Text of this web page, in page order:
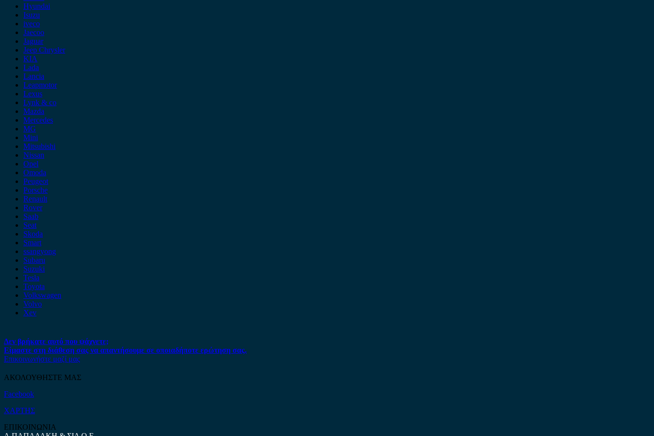
Hyundai
Isuzu
iveco
Jaecoo
Jaguar
Jeep Chrysler
KIA
Lada
Lancia
Leapmotor
Lexus
Lynk & co
Mazda
Mercedes
MG
Mini
Mitsubishi
Nissan
Opel
Omoda
Peugeot
Porsche
Renault
Rover
Saab
Seat
Skoda
Smart
ssangyong
Subaru
Suzuki
Tesla
Toyota
Volkswagen
Volvo
Xev
Δεν βρήκατε αυτό που ψάχνετε;
Είμαστε στη διάθεση σας να απαντήσουμε σε οποιαδήποτε ερώτηση σας.
Επικοινωνήστε μαζί μας
ΑΚΟΛΟΥΘΗΣΤΕ ΜΑΣ
Facebook
ΧΑΡΤΗΣ
ΕΠΙΚΟΙΝΩΝΙΑ